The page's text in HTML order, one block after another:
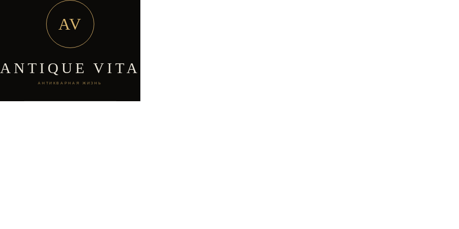
AV
ANTIQUE VITA
АНТИКВАРНАЯ ЖИЗНЬ